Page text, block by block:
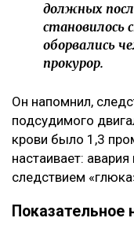
должных
становилось
оборвались
прокурор.
Он напомнил,
подсудимого
крови было 1,3
настаивает:
следствием
Показательное